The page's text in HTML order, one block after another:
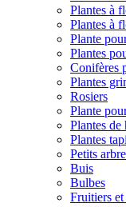
Plantes à
Plantes à
Plante
Plantes
Conifères
Plantes
Rosiers
Plante
Plantes de
Plantes
Petits
Buis
Bulbes
Fruitiers